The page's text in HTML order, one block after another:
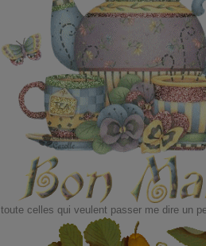
toute celles qui veulent passer me dire un